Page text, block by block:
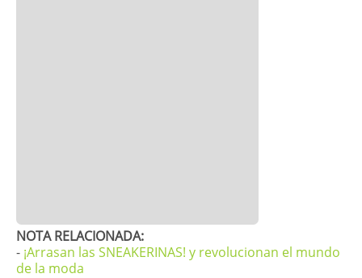
​​NOTA RELACIONADA:
- ¡Arrasan las SNEAKERINAS! y revolucionan el mundo
de la moda